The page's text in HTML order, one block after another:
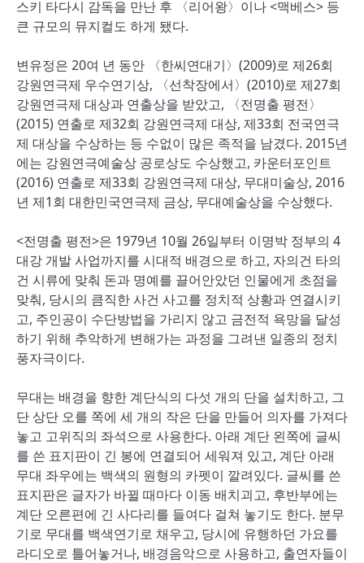
스키 타다시 감독을 만난 후 〈리어왕〉이나 <맥베스> 등
큰 규모의 뮤지컬도 하게 됐다.
변유정은 20여 년 동안 〈한씨연대기〉(2009)로 제26회
강원연극제 우수연기상, 〈선착장에서〉(2010)로 제27회
강원연극제 대상과 연출상을 받았고, 〈전명출 평전〉
(2015) 연출로 제32회 강원연극제 대상, 제33회 전국연극
제 대상을 수상하는 등 수없이 많은 족적을 남겼다. 2015년
에는 강원연극예술상 공로상도 수상했고, 카운터포인트
(2016) 연출로 제33회 강원연극제 대상, 무대미술상, 2016
년 제1회 대한민국연극제 금상, 무대예술상을 수상했다.
<전명출 평전>은 1979년 10월 26일부터 이명박 정부의 4
대강 개발 사업까지를 시대적 배경으로 하고, 자의건 타의
건 시류에 맞춰 돈과 명예를 끌어안았던 인물에게 초점을
맞춰, 당시의 큼직한 사건 사고를 정치적 상황과 연결시키
고, 주인공이 수단방법을 가리지 않고 금전적 욕망을 달성
하기 위해 추악하게 변해가는 과정을 그려낸 일종의 정치
풍자극이다.
무대는 배경을 향한 계단식의 다섯 개의 단을 설치하고, 그
단 상단 오를 쪽에 세 개의 작은 단을 만들어 의자를 가져다
놓고 고위직의 좌석으로 사용한다. 아래 계단 왼쪽에 글씨
를 쓴 표지판이 긴 봉에 연결되어 세워져 있고, 계단 아래
무대 좌우에는 백색의 원형의 카펫이 깔려있다. 글씨를 쓴
표지판은 글자가 바뀔 때마다 이동 배치괴고, 후반부에는
계단 오른편에 긴 사다리를 들여다 걸쳐 놓기도 한다. 분무
기로 무대를 백색연기로 채우고, 당시에 유행하던 가요를
라디오로 틀어놓거나, 배경음악으로 사용하고, 출연자들이